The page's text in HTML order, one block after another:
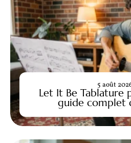
Let It Be Tablature
guide complet
5 août